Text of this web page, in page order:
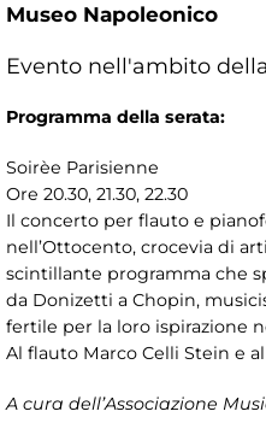
Museo Napoleonico
Evento nell'ambito della
Programma della serata:
Soirèe Parisienne
Ore 20.30, 21.30, 22.30
Il concerto per flauto e
nell’Ottocento, crocevia di
scintillante programma che
da Donizetti a Chopin,
fertile per la loro ispirazione
Al flauto Marco Celli Stein e
A cura dell’Associazione